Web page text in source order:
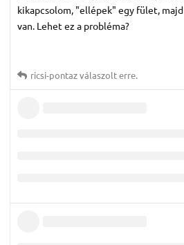
kikapcsolom, "ellépek" egy fület,
van. Lehet ez a probléma?
ricsi-pontazválaszolt erre.